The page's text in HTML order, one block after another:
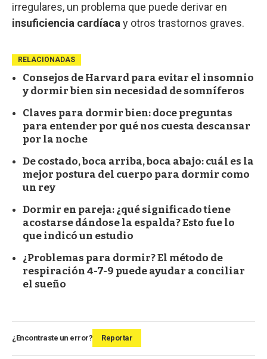
irregulares, un problema que puede derivar en
insuficiencia cardíaca y otros trastornos graves.
RELACIONADAS
Consejos de Harvard para evitar el insomnio
y dormir bien sin necesidad de somníferos
Claves para dormir bien: doce preguntas
para entender por qué nos cuesta descansar
por la noche
De costado, boca arriba, boca abajo: cuál es la
mejor postura del cuerpo para dormir como
un rey
Dormir en pareja: ¿qué significado tiene
acostarse dándose la espalda? Esto fue lo
que indicó un estudio
¿Problemas para dormir? El método de
respiración 4-7-9 puede ayudar a conciliar
el sueño
¿Encontraste un error? Reportar